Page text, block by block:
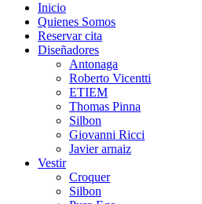
Inicio
Quienes Somos
Reservar cita
Diseñadores
Antonaga
Roberto Vicentti
ETIEM
Thomas Pinna
Silbon
Giovanni Ricci
Javier arnaiz
Vestir
Croquer
Silbon